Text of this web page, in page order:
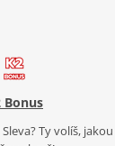
Bonus
Ty volíš, jakou